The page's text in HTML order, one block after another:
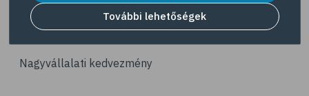
# szauna
# pakolás
# bőrrák
Gyöngy Patika Magazin
Nagyvállalati kedvezmény
További lehetőségek